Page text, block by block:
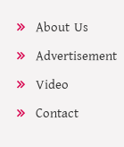
About Us
Advertisement
Video
Contact